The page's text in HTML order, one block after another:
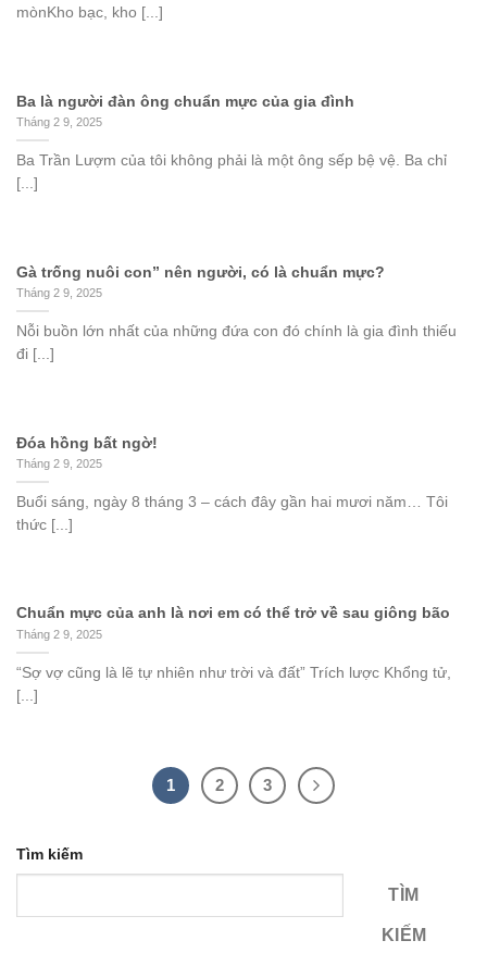
mònKho bạc, kho [...]
Ba là người đàn ông chuẩn mực của gia đình
Tháng 2 9, 2025
Ba Trần Lượm của tôi không phải là một ông sếp bệ vệ. Ba chỉ
[...]
Gà trống nuôi con” nên người, có là chuẩn mực?
Tháng 2 9, 2025
Nỗi buồn lớn nhất của những đứa con đó chính là gia đình thiếu
đi [...]
Đóa hồng bất ngờ!
Tháng 2 9, 2025
Buổi sáng, ngày 8 tháng 3 – cách đây gần hai mươi năm… Tôi
thức [...]
Chuẩn mực của anh là nơi em có thể trở về sau giông bão
Tháng 2 9, 2025
“Sợ vợ cũng là lẽ tự nhiên như trời và đất” Trích lược Khổng tử,
[...]
1 2 3
Tìm kiếm
TÌM
KIẾM